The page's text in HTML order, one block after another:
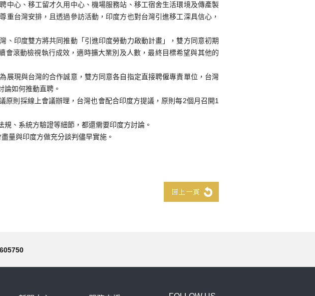
中心、移工留才久用中心、機場服務站、移工宿舍生活環境及傳產製
台灣安排，且透過參訪活動，印度方也對台灣引進移工深具信心，
印度雙方將共同推動「引進印度勞動力啟動計畫」，雙方同意初期
滾動檢視執行成效，適時擴大業別及人數，最終目標希望與其他的
展現與台灣的合作誠意，雙方同意各自指定直接聘僱專責單位，台灣
論如何推動直聘。
則採線上會議辦理，台灣也會配合印度方提議，原則每2個月召開1
、系統方驗證等細節，都還需要印度方討論。
量與印度方做充分談判儘早實施。